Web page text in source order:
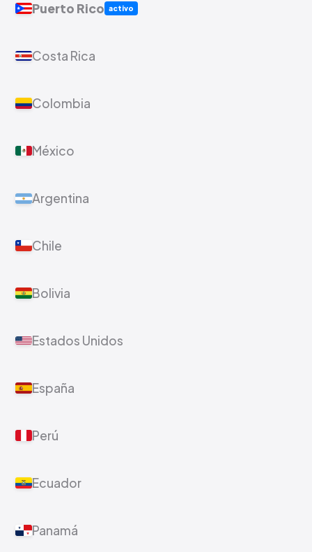
Puerto Rico activo
Costa Rica
Colombia
México
Argentina
Chile
Bolivia
Estados Unidos
España
Perú
Ecuador
Panamá